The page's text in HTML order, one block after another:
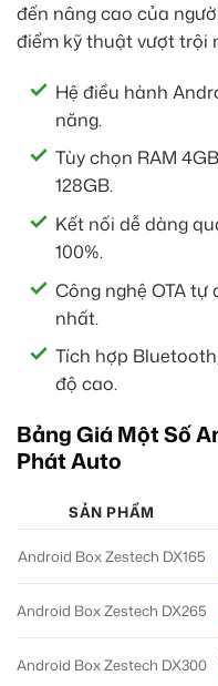
đến nâng cao của
điểm kỹ thuật vượt trội
Hệ điều hành
năng.
Tùy chọn RAM
128GB.
Kết nối dễ dàng
100%.
Công nghệ OTA
nhất.
Tích hợp
độ cao.
Bảng Giá Một Số
Phát Auto
SẢN PHẨM
Android Box Zestech DX165
Android Box Zestech DX265
Android Box Zestech DX300